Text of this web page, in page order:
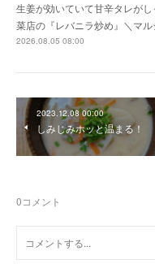
生姜が効いていて甘辛タレが
菜店の『レバニラ炒め』＼マ
2026.08.05 08:00
2023.12.08 00:00
しみじみホッと温まる！
0コメント